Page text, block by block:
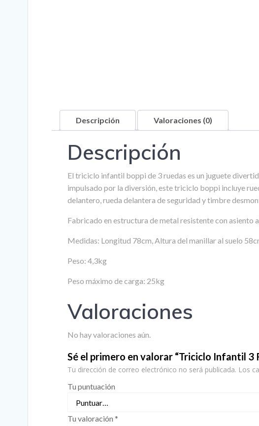
Descripción Valoraciones (0)
Descripción
El triciclo infantil boppi de 3 ruedas es un juguete
impulsado por la diversión, este triciclo boppi incluye
delantero, rueda delantera de seguridad y timbre
Fabricado en estructura de metal resistente con asiento
Medidas: Longitud 78cm, Altura del manillar al suelo
Peso: 4,3kg
Peso máximo de carga: 25kg
Valoraciones
No hay valoraciones aún.
Sé el primero en valorar “Triciclo Infantil 3
Tu dirección de correo electrónico no será publicada. Los
Tu puntuación
Tu valoración *